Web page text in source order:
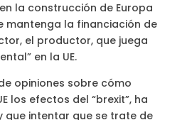
la construcción de Europa
mantenga la financiación de
el productor, que juega
en la UE.
opiniones sobre cómo
los efectos del “brexit”, ha
que intentar que se trate de